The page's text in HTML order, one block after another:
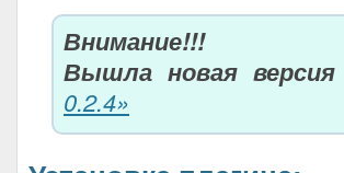
Внимание!!!
Вышла новая версия
0.2.4»